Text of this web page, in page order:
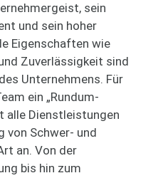
sein
und sein hoher
Eigenschaften wie
Zuverlässigkeit sind
Unternehmens. Für
ein „Rundum-
alle Dienstleistungen
von Schwer- und
an. Von der
bis hin zum